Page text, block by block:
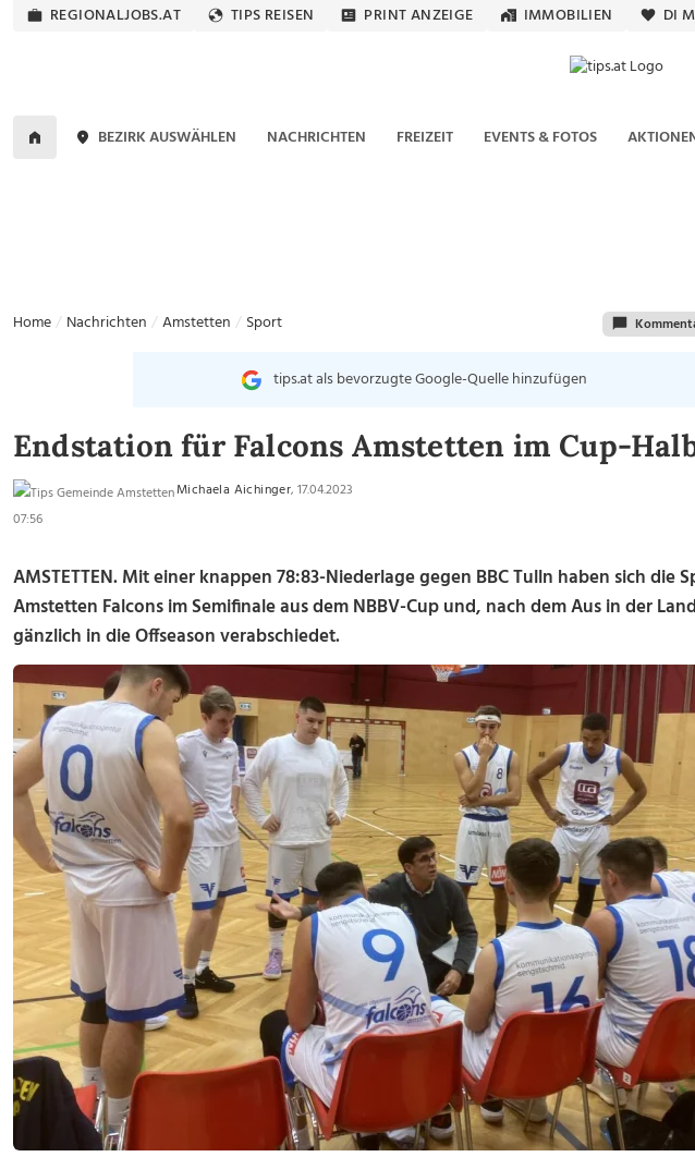
REGIONALJOBS.AT TIPS REISEN PRINT ANZEIGE IMMOBILIEN DI
BEZIRK AUSWÄHLEN NACHRICHTEN FREIZEIT EVENTS & FOTOS
Home Nachrichten Amstetten Sport
tips.at als bevorzugte Google-Quelle hinzufügen
Endstation für Falcons Amstetten im Cup-
Michaela Aichinger, 17.04.2023
07:56
AMSTETTEN. Mit einer knappen 78:83-Niederlage gegen BBC Tulln haben sich die
Amstetten Falcons im Semifinale aus dem NBBV-Cup und, nach dem Aus in der
gänzlich in die Offseason verabschiedet.